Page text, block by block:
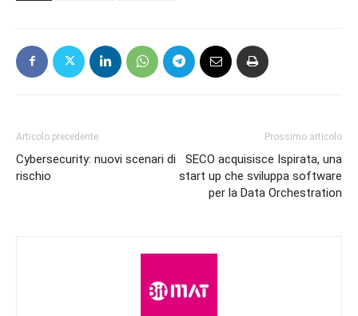
Articolo precedente
Cybersecurity: nuovi scenari di
rischio
Prossimo articolo
SECO acquisisce Ispirata, una
start up che sviluppa software
per la Data Orchestration